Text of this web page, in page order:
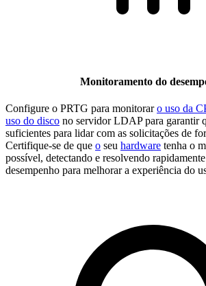
Monitoramento do
Configure o PRTG para monitoraro uso da
uso do disco no servidor LDAP para garantir
suficientes para lidar com as solicitações de
Certifique-se de que o seu hardware tenha o
possível, detectando e resolvendo
desempenho para melhorar a experiência do